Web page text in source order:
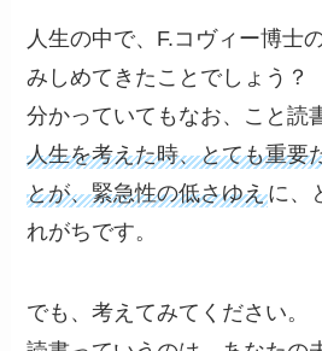
人生の中で、F.コヴィー博士
みしめてきたことでしょう？
分かっていてもなお、こと読
人生を考えた時、とても重要
とが、緊急性の低さゆえに、
れがちです。
でも、考えてみてください。